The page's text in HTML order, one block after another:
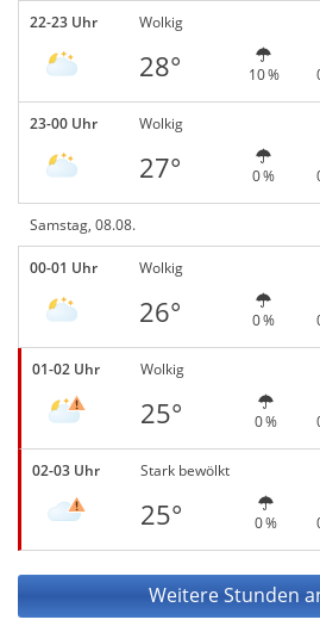
22-23 Uhr Wolkig
28° 10 %
23-00 Uhr Wolkig
27° 0 %
Samstag, 08.08.
00-01 Uhr Wolkig
26° 0 %
01-02 Uhr Wolkig
25° 0 %
02-03 Uhr Stark bewölkt
25° 0 %
Weitere Stunden